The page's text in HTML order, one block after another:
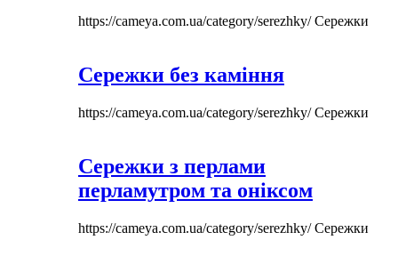
https://cameya.com.ua/category/serezhky/Сережки
Сережки без каміння
https://cameya.com.ua/category/serezhky/Сережки
Сережки з перлами
перламутром та оніксом
https://cameya.com.ua/category/serezhky/Сережки